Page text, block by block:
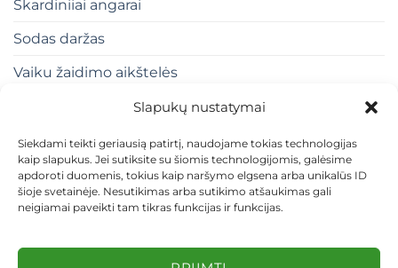
Slapukų nustatymai
Siekdami teikti geriausią patirtį, naudojame tokias technologijas
kaip slapukus. Jei sutiksite su šiomis technologijomis, galėsime
apdoroti duomenis, tokius kaip naršymo elgsena arba unikalūs ID
šioje svetainėje. Nesutikimas arba sutikimo atšaukimas gali
neigiamai paveikti tam tikras funkcijas ir funkcijas.
Skardiniiai angarai
Sodas daržas
Vaiku žaidimo aikštelės
KEITIMAS IR GRĄŽINIMAS
PRIVATUMO POLITIKA